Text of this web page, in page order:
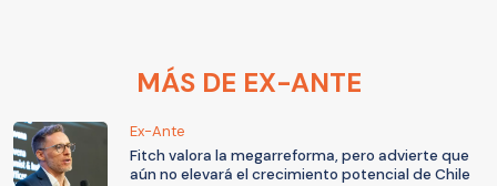
MÁS DE EX-ANTE
Ex-Ante
Fitch valora la megarreforma, pero advierte que
aún no elevará el crecimiento potencial de Chile